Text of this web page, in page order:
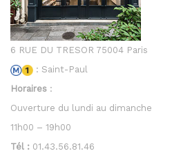
6 RUE DU TRESOR 75004 Paris
: Saint-Paul
Horaires :
Ouverture du lundi au dimanche
11h00 – 19h00
Tél : 01.43.56.81.46